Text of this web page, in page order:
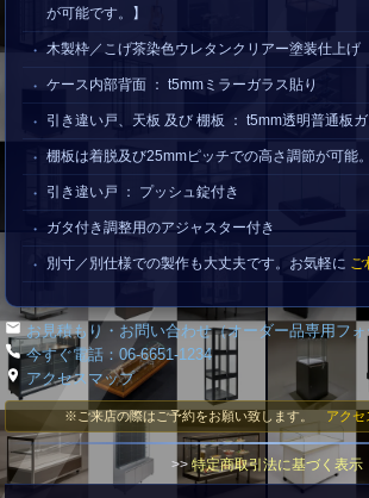
が可能です。】
木製枠／こげ茶染色ウレタンクリアー塗装仕上げ
ケース内部背面 ： t5mmミラーガラス貼り
引き違い戸、天板 及び 棚板 ： t5mm透明普通板
棚板は着脱及び25mmピッチでの高さ調節が可能。
引き違い戸 ： プッシュ錠付き
ガタ付き調整用のアジャスター付き
別寸／別仕様での製作も大丈夫です。お気軽に ご
お見積もり・お問い合わせ（オーダー品専用フ
今すぐ電話：06-6651-1234
アクセスマップ
※ご来店の際はご予約をお願い致します。 アクセ
>> 特定商取引法に基づく表示